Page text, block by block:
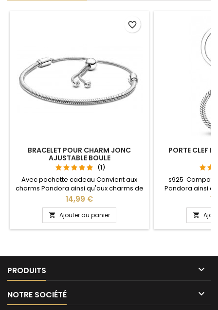
BRACELET POUR CHARM JONC
AJUSTABLE BOULE
(1)
Avec pochette cadeau Convient aux
charms Pandora ainsi qu'aux charms de
notre site idéal pour : Noël, Saint Valentin,
anniversaire, anniversaire de mariage La
partie ajustable se détache d'un coté
pour passer les charms par simple
pression sur le bouton Ajustable pour
Prix
14,99 €
 Ajouter au panier
favorite_border
PORTE CLEF
s925
Pandora ainsi
notre site idéal
anniversaire,
L'ouverture
niveau

PRODUITS 
NOTRE SOCIÉTÉ 